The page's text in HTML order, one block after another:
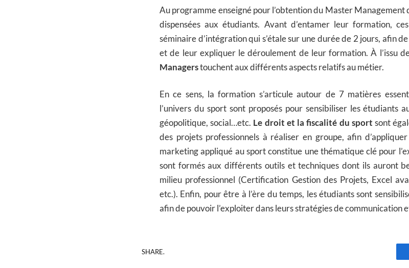
Au programme enseigné pour l’obtention du Master Management
dispensées aux étudiants. Avant d’entamer leur formation,
séminaire d’intégration qui s’étale sur une durée de 2 jours, afin
et de leur expliquer le déroulement de leur formation. À l’issu
Managerstouchent aux différents aspects relatifs au métier.
En ce sens, la formation s’articule autour de 7 matières
l’univers du sport sont proposés pour sensibiliser les étudiants
géopolitique, social…etc. Le droit et la fiscalité du sport sont
des projets professionnels à réaliser en groupe, afin d’appliquer
marketing appliqué au sport constitue une thématique clé pour
sont formés aux différents outils et techniques dont ils auront
milieu professionnel (Certification Gestion des Projets, Excel
etc.). Enfin, pour être à l’ère du temps, les étudiants sont
afin de pouvoir l’exploiter dans leurs stratégies de communication
SHARE.